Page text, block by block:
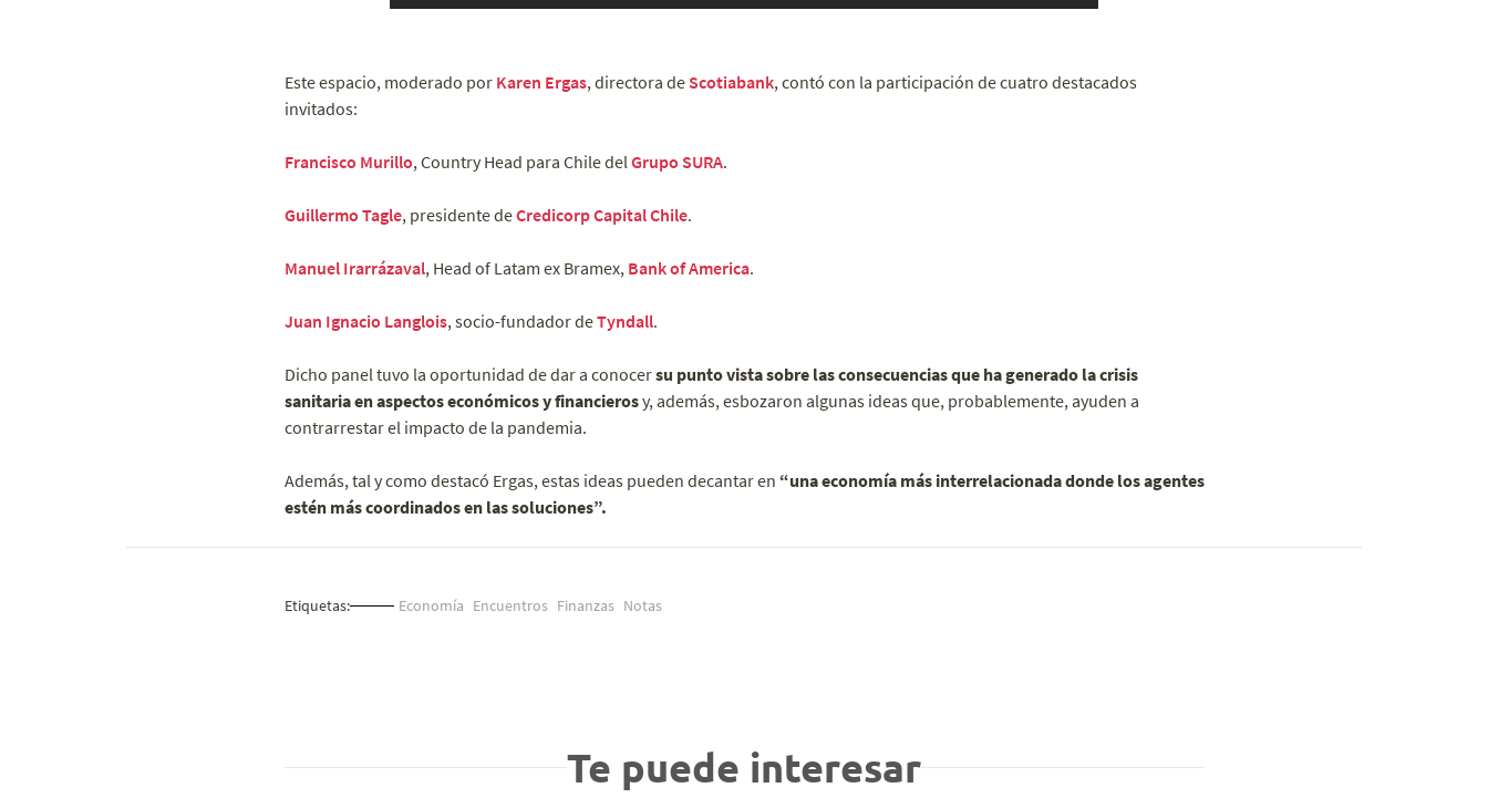
Este espacio, moderado por Karen Ergas, directora de Scotiabank, contó con la participación de cuatro destacados
invitados:
Francisco Murillo, Country Head para Chile delGrupo SURA.
Guillermo Tagle, presidente deCredicorp Capital Chile.
Manuel Irarrázaval, Head of Latam ex Bramex, Bank of America.
Juan Ignacio Langlois, socio-fundador deTyndall.
Dicho panel tuvo la oportunidad de dar a conocersu punto vista sobre las consecuencias que ha generado la crisis
sanitaria en aspectos económicos y financierosy, además, esbozaron algunas ideas que, probablemente, ayuden a
contrarrestar el impacto de la pandemia.
Además, tal y como destacó Ergas, estas ideas pueden decantar en “una economía más interrelacionada donde los agentes
estén más coordinados en las soluciones”.
Etiquetas: Economía Encuentros Finanzas Notas
Te puede interesar